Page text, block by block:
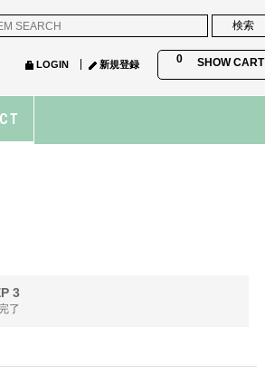
0 SHOW CART
LOGIN 新規登録
3
了